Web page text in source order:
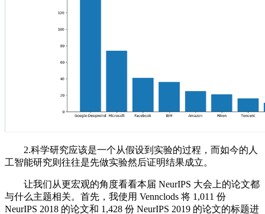
2.科学研究应该是一个从假设到实验的过程，而如今的人
工智能研究则往往是先做实验然后证明结果成立。
让我们从更宏观的角度看看本届 NeurIPS 大会上的论文都
与什么主题相关。首先，我使用 Vennclods 将 1,011 份
NeurIPS 2018 的论文和 1,428 份 NeurIPS 2019 的论文的标题进